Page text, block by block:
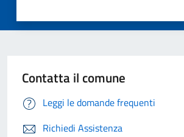
Contatta il comune
Leggi le domande frequenti
Richiedi Assistenza